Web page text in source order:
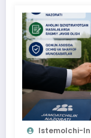
Istemolchi-